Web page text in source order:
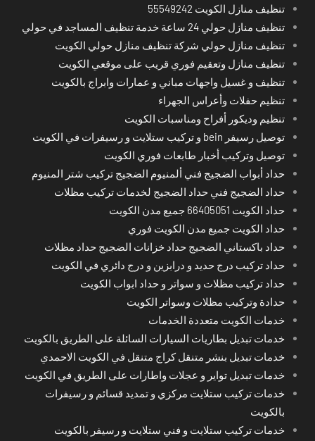
تنظيف منازل الكويت 55549242
تنظيف منازل حولي 24 ساعة خدمة تنظيف المساجد في حولي
تنظيف منازل حولي شركة تنظيف منازل حولي الكويت
تنظيف منازل وتعقيم فوري قريب على موقعي الكويت
تنظيف و غسيل واجهات مباني و عمارات وابراج بالكويت
تنظيم حفلات وأعراس الجهراء
تنظيم وديكور أفراح ومناسبات الكويت
توصيل رسيفر bein و تركيب ستلايت و رسيفرات في الكويت
توصيل وتركيب أخبار طابعات فوري الكويت
حداد أبواب الضجيج فني ألمنيوم الضجيج تركيب شتر المنيوم
حداد الضجيج فني حداد الضجيج لخدمات تركيب مظلات
حداد الكويت 66405051 جميع مدن الكويت
حداد الكويت جميع مدن الكويت فوري
حداد باكستاني الضجيج حداد خزانات الضجيج حداد مظلات
حداد تركيب درج حديد و درابزين و درج دائري في الكويت
حداد تركيب مظلات و سواتر و حداد ابواب الكويت
حدادة وتركيب مظلات وسواتر الكويت
خدمات الكويت متعددة الخدمات
خدمات تبديل بطاريات السيارات السائلة على الطريق بالكويت
خدمات تبديل بنشر متنقل كراج متنقل في الكويت الاحمدي
خدمات تبديل تواير و عجلات واطارات على الطريق في الكويت
خدمات تركيب ستلايت مركزي و تمديد قسائم و رسيفرات
بالكويت
خدمات تركيب ستلايت و فني ستلايت و رسيفر بالكويت